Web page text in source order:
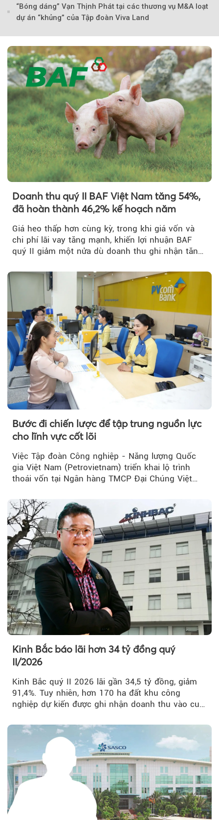
Theo
“Bóng dáng” Vạn Thịnh Phát tại các thương vụ M&A loạt
dự án “khủng” của Tập đoàn Viva Land
Doanh thu quý II BAF Việt Nam tăng 54%,
đã hoàn thành 46,2% kế hoạch năm
Giá heo thấp hơn cùng kỳ, trong khi giá vốn và
chi phí lãi vay tăng mạnh, khiến lợi nhuận BAF
quý II giảm một nửa dù doanh thu ghi nhận tăng
Bước đi chiến lược để tập trung nguồn lực
cho lĩnh vực cốt lõi
Việc Tập đoàn Công nghiệp - Năng lượng Quốc
gia Việt Nam (Petrovietnam) triển khai lộ trình
thoái vốn tại Ngân hàng TMCP Đại Chúng Việt
Kinh Bắc báo lãi hơn 34 tỷ đồng quý
II/2026
Kinh Bắc quý II 2026 lãi gần 34,5 tỷ đồng, giảm
91,4%. Tuy nhiên, hơn 170 ha đất khu công
nghiệp dự kiến được ghi nhận doanh thu vào cuối